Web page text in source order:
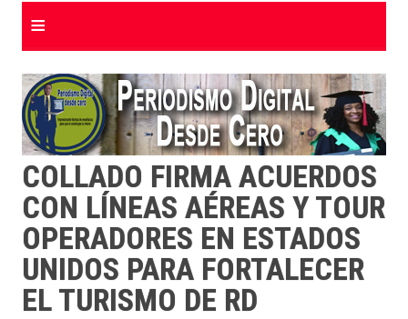
≡
COLLADO FIRMA ACUERDOS
CON LÍNEAS AÉREAS Y TOUR
OPERADORES EN ESTADOS
UNIDOS PARA FORTALECER
EL TURISMO DE RD